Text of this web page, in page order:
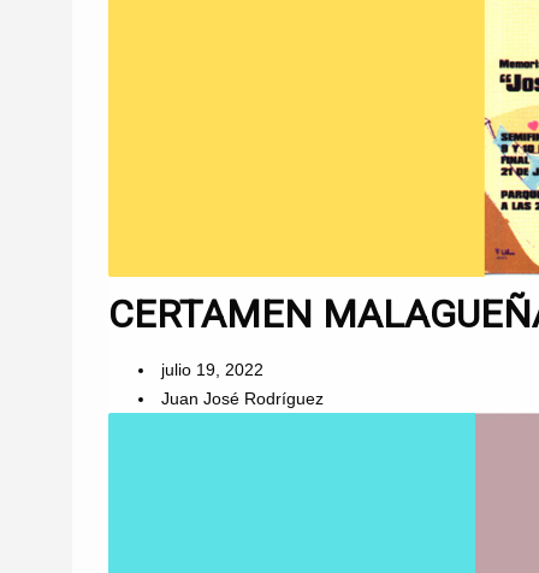
CERTAMEN
julio 19, 2022
Juan José Rodríguez